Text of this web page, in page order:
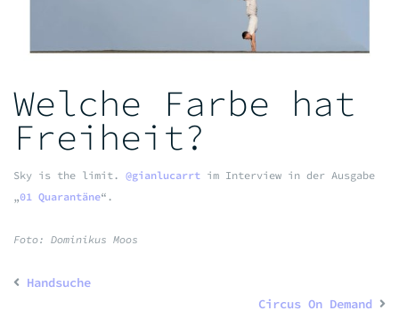
Welche Farbe hat
Freiheit?
Sky is the limit. @gianlucarrt im Interview in der Ausgabe
„01 Quarantäne“.
Foto: Dominikus Moos
Handsuche
Circus On Demand